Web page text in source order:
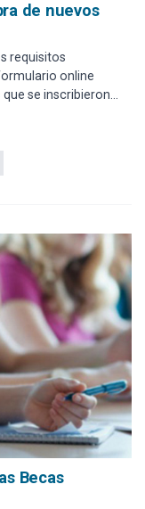
de nuevos
requisitos
online
se inscribieron
en
Becas